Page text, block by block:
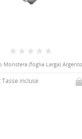
(foglia Larga) Argento